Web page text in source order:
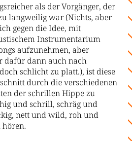
als der Vorgänger, der
langweilig war (Nichts, aber
gegen die Idee, mit
Instrumentarium
aufzunehmen, aber
dafür dann auch nach
schlicht zu platt.), ist diese
durch die verschiedenen
der schrillen Hippe zu
und schrill, schräg und
nett und wild, roh und